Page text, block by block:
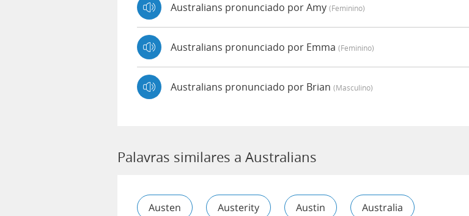
Australians pronunciado por Amy (feminino)
Australians pronunciado por Emma (feminino)
Australians pronunciado por Brian (masculino)
Palavras similares a Australians
Austen Austerity Austin Australia